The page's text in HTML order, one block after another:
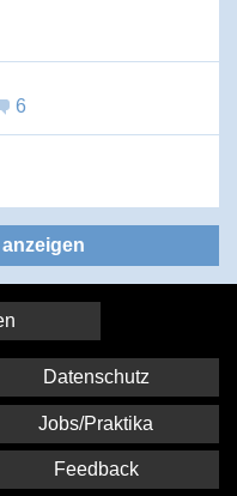
6
Datenschutz
Jobs/Praktika
Feedback